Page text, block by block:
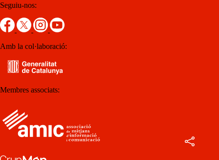
Seguiu-nos:
Amb la col·laboració:
Membres associats: